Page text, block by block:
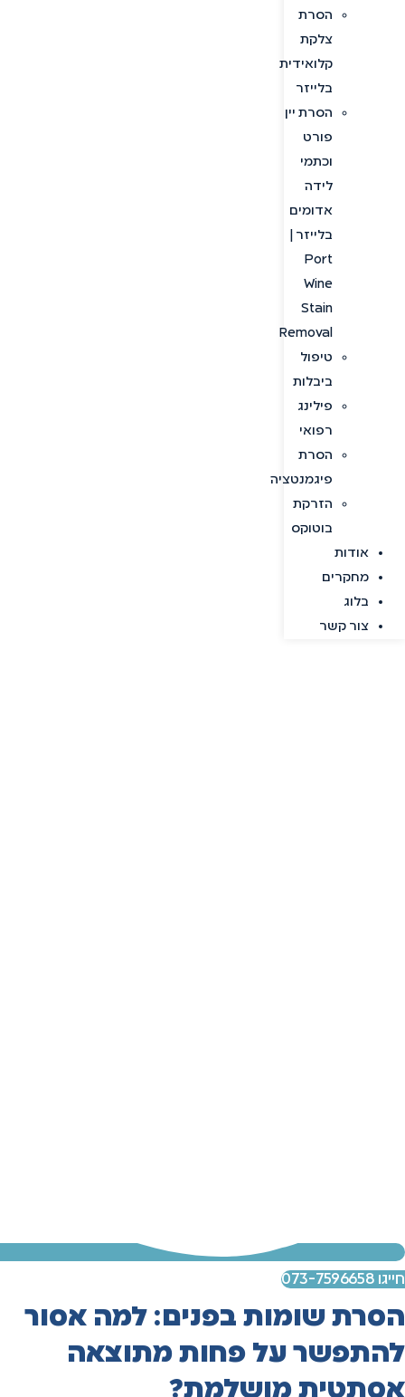
הסרת
צלקת
קלואידית
בלייזר
הסרת יין
פורט
וכתמי
לידה
אדומים
בלייזר |
Port
Wine
Stain
Removal
טיפול
ביבלות
פילינג
רפואי
הסרת
פיגמנטציה
הזרקת
בוטוקס
אודות
מחקרים
בלוג
צור קשר
חייגו 073-7596658
הסרת שומות בפנים: למה אסור
להתפשר על פחות מתוצאה
אסתטית מושלמת?